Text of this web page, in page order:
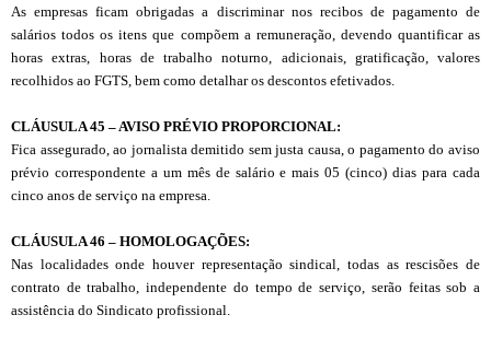
As empresas ficam obrigadas a discriminar nos recibos de pagamento de
salários todos os itens que compõem a remuneração, devendo quantificar as
horas extras, horas de trabalho noturno, adicionais, gratificação, valores
recolhidos ao FGTS, bem como detalhar os descontos efetivados.
CLÁUSULA 45 – AVISO PRÉVIO PROPORCIONAL:
Fica assegurado, ao jornalista demitido sem justa causa, o pagamento do aviso
prévio correspondente a um mês de salário e mais 05 (cinco) dias para cada
cinco anos de serviço na empresa.
CLÁUSULA 46 – HOMOLOGAÇÕES:
Nas localidades onde houver representação sindical, todas as rescisões de
contrato de trabalho, independente do tempo de serviço, serão feitas sob a
assistência do Sindicato profissional.